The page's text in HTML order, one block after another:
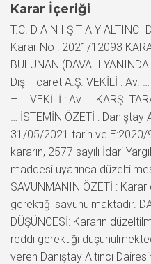
Karar İçeriği
T.C. D A N I Ş T A Y
Karar No : 2021/12093
BULUNAN (DAVALI
Dış Ticaret A.Ş. VEKİLİ : Av.
– … VEKİLİ : Av. … KARŞI
… İSTEMİN ÖZETİ :
31/05/2021 tarih ve E:2020/
kararın, 2577 sayılı İdari
maddesi uyarınca
SAVUNMANIN ÖZETİ :
gerektiği savunulmaktadır.
DÜŞÜNCESİ: Kararın
reddi gerektiği
veren Danıştay Altıncı